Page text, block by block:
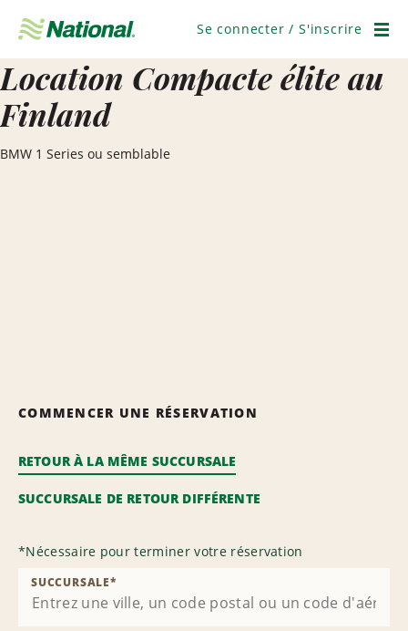
navigation
Se connecter / S'inscrire
Location Compacte élite au
Finland
BMW 1 Series ou semblable
COMMENCER UNE RÉSERVATION
RETOUR À LA MÊME SUCCURSALE
SUCCURSALE DE RETOUR DIFFÉRENTE
*Nécessaire pour terminer votre réservation
SUCCURSALE*